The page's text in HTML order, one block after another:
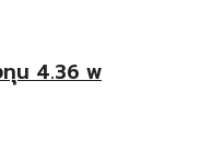
ทุน 4.36 พ